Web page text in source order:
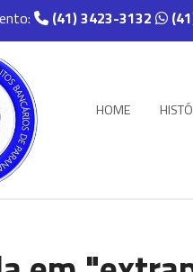
(41) 3423-3132
HOME